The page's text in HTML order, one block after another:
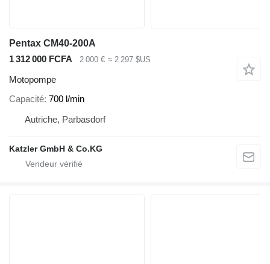
Pentax CM40-200A
1 312 000 FCFA
2 000 € ≈ 2 297 $US
Motopompe
Capacité 700 l/min
Autriche, Parbasdorf
Katzler GmbH & Co.KG